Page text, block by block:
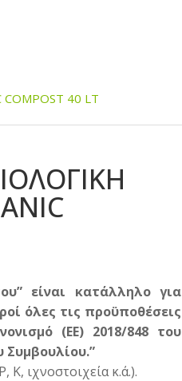
40 LT
είναι κατάλληλο για
όλες τις προϋποθέσεις
(EE) 2018/848 του
Συμβουλίου.”
K, ιχνοστοιχεία κ.ά.).